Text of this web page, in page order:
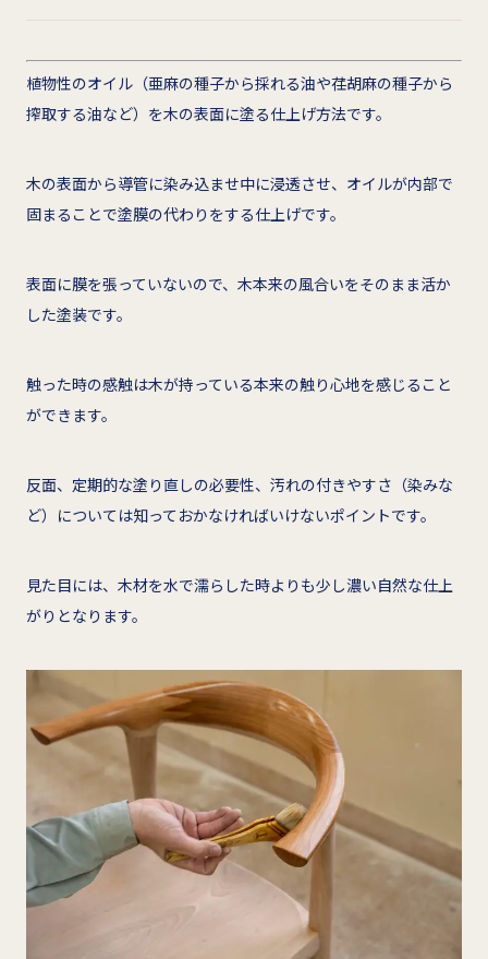
植物性のオイル（亜麻の種子から採れる油や荏胡麻の種子から
搾取する油など）を木の表面に塗る仕上げ方法です。
木の表面から導管に染み込ませ中に浸透させ、オイルが内部で
固まることで塗膜の代わりをする仕上げです。
表面に膜を張っていないので、木本来の風合いをそのまま活か
した塗装です。
触った時の感触は木が持っている本来の触り心地を感じること
ができます。
反面、定期的な塗り直しの必要性、汚れの付きやすさ（染みな
ど）については知っておかなければいけないポイントです。
見た目には、木材を水で濡らした時よりも少し濃い自然な仕上
がりとなります。